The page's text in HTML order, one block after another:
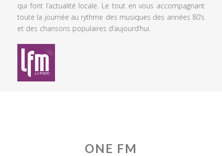
qui font l’actualité locale. Le tout en vous accompagnant
toute la journée au rythme des musiques des années 80’s
et des chansons populaires d’aujourd’hui.
ONE FM